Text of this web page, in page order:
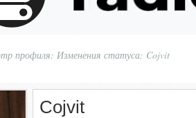
профиля: Изменения статуса: Cojvit
Cojvit